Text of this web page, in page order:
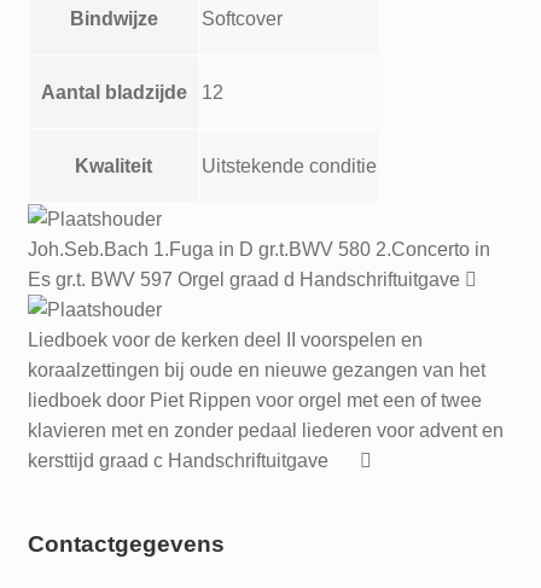
Bindwijze Softcover
Aantal bladzijde 12
Kwaliteit Uitstekende conditie
Joh.Seb.Bach 1.Fuga in D gr.t.BWV 580 2.Concerto in
Es gr.t. BWV 597 Orgel graad d Handschriftuitgave
Liedboek voor de kerken deel II voorspelen en
koraalzettingen bij oude en nieuwe gezangen van het
liedboek door Piet Rippen voor orgel met een of twee
klavieren met en zonder pedaal liederen voor advent en
kersttijd graad c Handschriftuitgave
Contactgegevens